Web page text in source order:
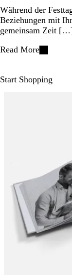
Während der
Beziehungen mit
gemeinsam Zeit
Read More
Start Shopping